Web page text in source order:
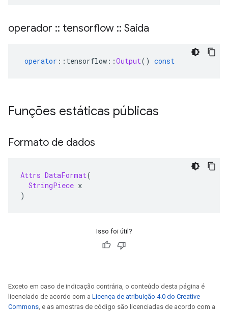
operador :: tensorflow :: Saída
operator :: tensorflow ::Output() const
Funções estáticas públicas
Formato de dados
Attrs DataFormat(
StringPiece x
)
Isso foi útil?
Exceto em caso de indicação contrária, o conteúdo desta página é
licenciado de acordo com a Licença de atribuição 4.0 do Creative
Commons, e as amostras de código são licenciadas de acordo com a